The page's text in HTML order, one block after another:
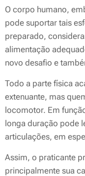
O corpo humano,
pode suportar tais
preparado,
alimentação
novo desafio e
Todo a parte física
extenuante, mas
locomotor. Em
longa duração pode
articulações, em
Assim, o praticante
principalmente sua